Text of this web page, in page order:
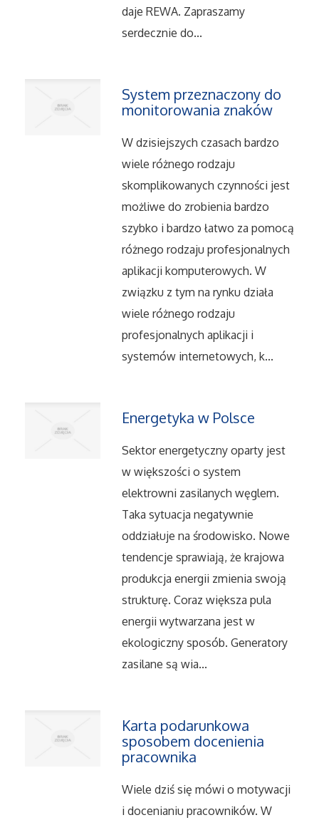
Materiały Reklamowe
Imprezy Integracyjne
Zajęcia Sportowe i Rekreacyjne
Serwis
Informatyczne
Restauracje, Catering
Adwokaci, Porady Prawne
Weterynaryjne, Hodowla Zwierząt
Sprzątanie, Porządkowanie
Serwis
Inne Usługi
Noclegi
Hotele i Noclegi
Wypoczynek
Uroda
daje REWA. Zapraszamy
serdecznie do...
System przeznaczony do
monitorowania znaków
W dzisiejszych czasach bardzo
wiele różnego rodzaju
skomplikowanych czynności jest
możliwe do zrobienia bardzo
szybko i bardzo łatwo za pomocą
różnego rodzaju profesjonalnych
aplikacji komputerowych. W
związku z tym na rynku działa
wiele różnego rodzaju
profesjonalnych aplikacji i
systemów internetowych, k...
Energetyka w Polsce
Sektor energetyczny oparty jest
w większości o system
elektrowni zasilanych węglem.
Taka sytuacja negatywnie
oddziałuje na środowisko. Nowe
tendencje sprawiają, że krajowa
produkcja energii zmienia swoją
strukturę. Coraz większa pula
energii wytwarzana jest w
ekologiczny sposób. Generatory
zasilane są wia...
Karta podarunkowa
sposobem docenienia
pracownika
Wiele dziś się mówi o motywacji
i docenianiu pracowników. W